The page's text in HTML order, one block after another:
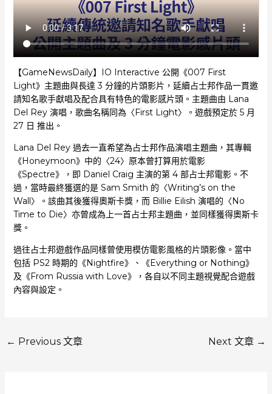
【GameNewsDaily】IO Interactive 公開《007 First
Light》主題曲與長達 3 分鐘的片頭影片，延續占士邦作品一貫邀
請知名歌手獻唱及配合具有特色的電影感片頭。主題曲由 Lana
Del Rey 演唱，歌曲名稱同為〈First Light〉。遊戲預定於 5 月
27 日 推出。
Lana Del Rey 過去一直希望為占士邦作品演唱主題曲，其專輯
《Honeymoon》中的〈24〉原本曾打算用於電影
《Spectre》，即 Daniel Craig 主演的第 4 部占士邦電影。不
過，當時最終獲選的是 Sam Smith 的〈Writing’s on the
Wall〉。該曲其後獲得奧斯卡獎，而 Billie Eilish 演唱的〈No
Time to Die〉亦曾成為上一首占士邦主題曲，並同樣獲得奧斯卡
獎。
過往占士邦遊戲作品同樣曾使用模仿電影風格的片頭影像。當中
包括 PS2 時期的《Nightfire》、《Everything or Nothing》
及《From Russia with Love》，各自以不同主題視覺配合遊戲
內容與設定。
← Previous 文章 Next 文章 →